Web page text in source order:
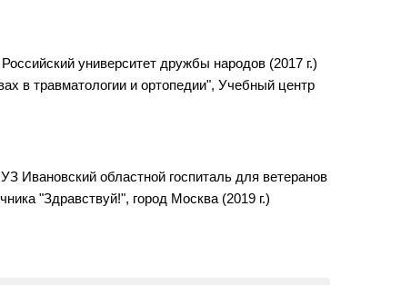
университет дружбы народов (2017 г.)
в травматологии и ортопедии", Учебный центр
Ивановский областной госпиталь для ветеранов
"Здравствуй!", город Москва (2019 г.)